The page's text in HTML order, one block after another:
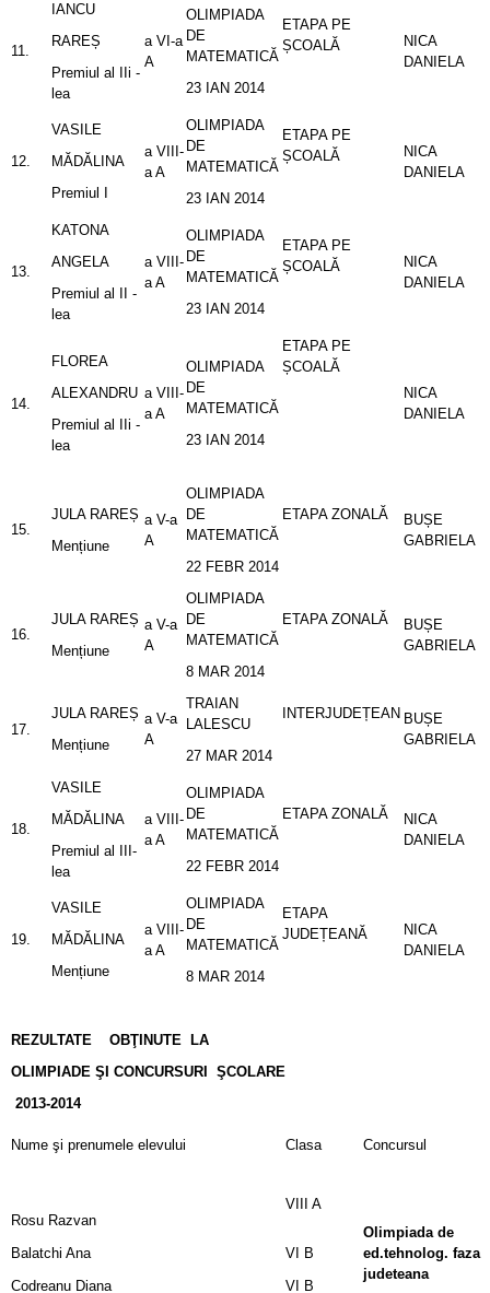
11.
IANCU
RAREȘ
Premiul al IIi -
lea
a VI-a
A
OLIMPIADA
DE
MATEMATICĂ
23 IAN 2014
ETAPA PE
ȘCOALĂ
NICA
DANIELA
12.
VASILE
MĂDĂLINA
Premiul I
a VIII-
a A
OLIMPIADA
DE
MATEMATICĂ
23 IAN 2014
ETAPA PE
ȘCOALĂ
NICA
DANIELA
13.
KATONA
ANGELA
Premiul al II -
lea
a VIII-
a A
OLIMPIADA
DE
MATEMATICĂ
23 IAN 2014
ETAPA PE
ȘCOALĂ
NICA
DANIELA
14.
FLOREA
ALEXANDRU
Premiul al IIi -
lea
a VIII-
a A
OLIMPIADA
DE
MATEMATICĂ
23 IAN 2014
ETAPA PE
ȘCOALĂ
NICA
DANIELA
15.
JULA RAREȘ
Mențiune
a V-a
A
OLIMPIADA
DE
MATEMATICĂ
22 FEBR 2014
ETAPA ZONALĂ
BUȘE
GABRIELA
16.
JULA RAREȘ
Mențiune
a V-a
A
OLIMPIADA
DE
MATEMATICĂ
8 MAR 2014
ETAPA ZONALĂ
BUȘE
GABRIELA
17.
JULA RAREȘ
Mențiune
a V-a
A
TRAIAN
LALESCU
27 MAR 2014
INTERJUDEȚEAN BUȘE
GABRIELA
18.
VASILE
MĂDĂLINA
Premiul al III-
lea
a VIII-
a A
OLIMPIADA
DE
MATEMATICĂ
22 FEBR 2014
ETAPA ZONALĂ
NICA
DANIELA
19.
VASILE
MĂDĂLINA
Mențiune
a VIII-
a A
OLIMPIADA
DE
MATEMATICĂ
8 MAR 2014
ETAPA
JUDEȚEANĂ
NICA
DANIELA
REZULTATE OBŢINUTE LA
OLIMPIADE ŞI CONCURSURI ŞCOLARE
2013-2014
Nume şi prenumele elevului Clasa Concursul
Rosu Razvan
VIII A
Olimpiada de
ed.tehnolog. faza
judeteana
Balatchi Ana
VI B
Codreanu Diana
VI B